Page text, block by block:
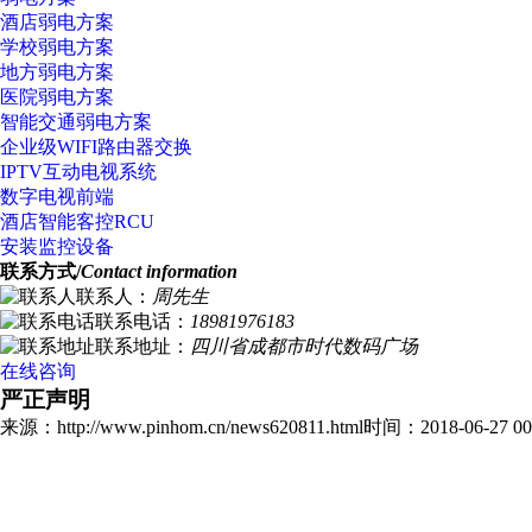
酒店弱电方案
学校弱电方案
地方弱电方案
医院弱电方案
智能交通弱电方案
企业级WIFI路由器交换
IPTV互动电视系统
数字电视前端
酒店智能客控RCU
安装监控设备
联系方式/Contact information
联系人： 周先生
联系电话： 18981976183
联系地址： 四川省成都市时代数码广场
在线咨询
严正声明
来源：http://www.pinhom.cn/news620811.html时间：2018-06-27